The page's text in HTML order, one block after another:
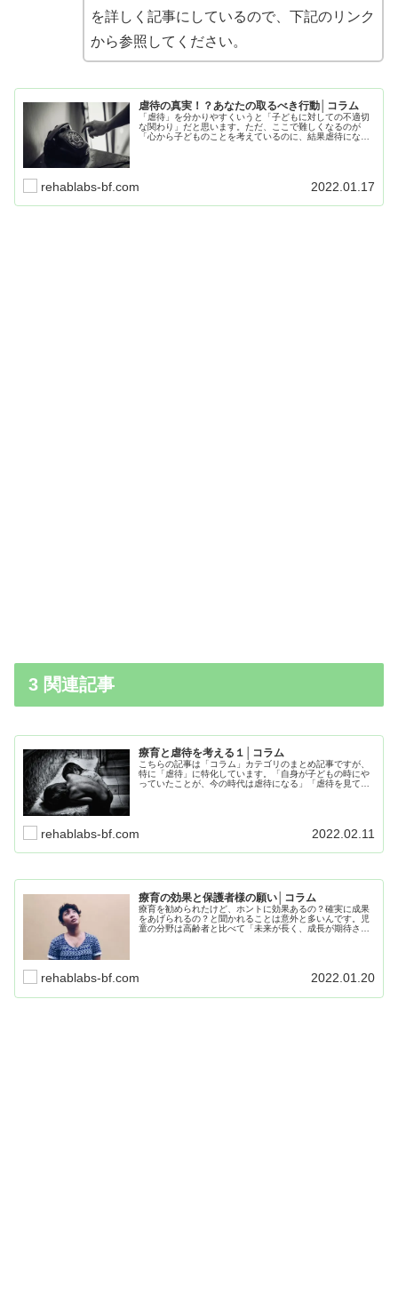
を詳しく記事にしているので、下記のリンク
から参照してください。
虐待の真実！？あなたの取るべき行動│コラム
「虐待」を分かりやすくいうと「子どもに対しての不適切
な関わり」だと思います。ただ、ここで難しくなるのが
「心から子どものことを考えているのに、結果虐待になっ
rehablabs-bf.com 2022.01.17
3 関連記事
療育と虐待を考える１│コラム
こちらの記事は「コラム」カテゴリのまとめ記事ですが、
特に「虐待」に特化しています。「自身が子どもの時にや
っていたことが、今の時代は虐待になる」「虐待を見てし
rehablabs-bf.com 2022.02.11
療育の効果と保護者様の願い│コラム
療育を勧められたけど、ホントに効果あるの？確実に成果
をあげられるの？と聞かれることは意外と多いんです。児
童の分野は高齢者と比べて「未来が長く、成長が期待され
rehablabs-bf.com 2022.01.20